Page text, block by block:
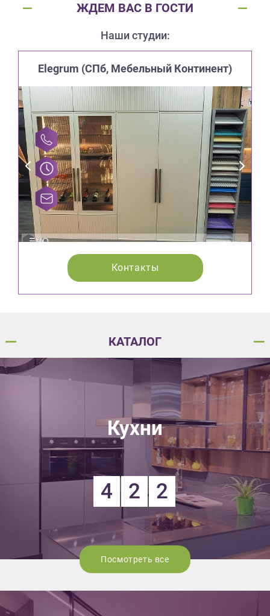
ЖДЕМ ВАС В ГОСТИ
Наши студии:
Elegrum (CПб, Мебельный Континент)
Контакты
КАТАЛОГ
Кухни
4 2 2
Посмотреть все